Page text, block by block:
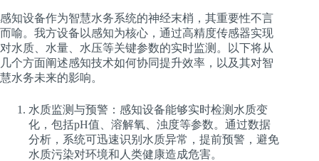
感知设备作为智慧水务系统的神经末梢，其重要性不言
而喻。我方设备以感知为核心，通过高精度传感器实现
对水质、水量、水压等关键参数的实时监测。以下将从
几个方面阐述感知技术如何协同提升效率，以及其对智
慧水务未来的影响。
水质监测与预警：感知设备能够实时检测水质变
化，包括pH值、溶解氧、浊度等参数。通过数据
分析，系统可迅速识别水质异常，提前预警，避免
水质污染对环境和人类健康造成危害。